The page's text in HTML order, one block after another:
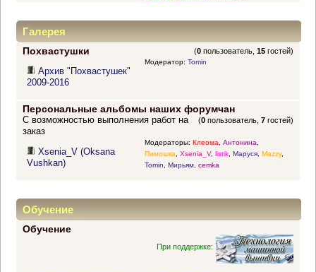
Галерея
Похвастушки (0 пользователь,15 гостей)
Архив "Похвастушек"
2009-2016
Модератор: Tomin
Персональные альбомы наших форумчан
(0 пользователь,7 гостей)
С возможностью выполнения работ на
заказ
Xsenia_V (Oksana
Vushkan)
Модераторы: Клеома, Антонина,
Пимошка, Xsenia_V, listik, Маруся, Mazzy,
Tomin, Мирьям, cemka
Обучение
Обучение
При поддержке: